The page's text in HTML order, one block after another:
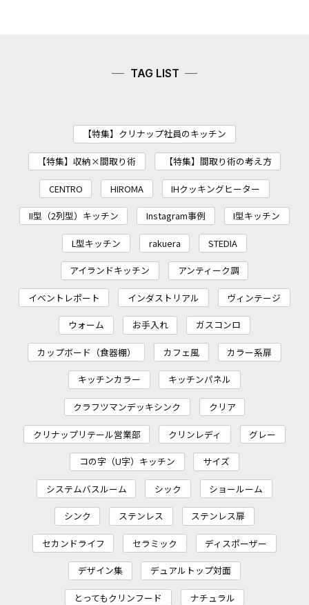
TAG LIST
【特集】クリナップ社員のキッチン
【特集】収納×間取り術 【特集】間取り術の考え方
CENTRO HIROMA IHクッキングヒーター
II型（2列型）キッチン Instagram事例 I型キッチン
L型キッチン rakuera STEDIA
アイランドキッチン アンティーク調
イベントレポート インダストリアル ヴィンテージ
ウォーム お手入れ ガスコンロ
カップボード（食器棚） カフェ風 カラー系扉
キッチンカラー キッチンパネル
クラフツマンデッキシンク クリア
クリナップリテール営業部 クリンレディ グレー
コの字（U字）キッチン サイズ
システムバスルーム シック ショールーム
シンク ステンレス ステンレス扉
セカンドライフ セラミック ディスポーザー
デザイン集 デュアルトップ対面
とってもクリンフード ナチュラル